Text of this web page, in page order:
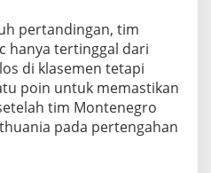
pertandingan, tim
hanya tertinggal dari
di klasemen tetapi
poin untuk memastikan
tim Montenegro
pada pertengahan